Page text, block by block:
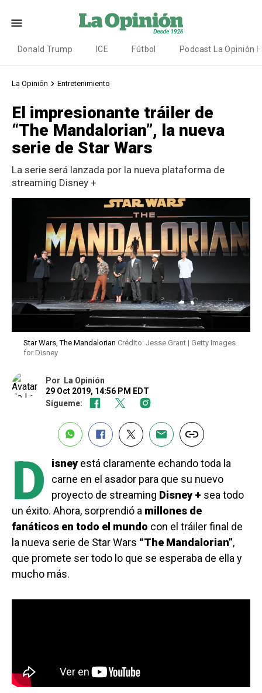
Donald Trump ICE Fútbol Podcast La Opinión
La Opinión Entretenimiento
El impresionante tráiler de
“The Mandalorian”, la nueva
serie de Star Wars
La serie será lanzada por la nueva plataforma de
streaming Disney +
Star Wars, The Mandalorian Crédito: Jesse Grant | Getty Images
for Disney
Por
La Opinión
29 Oct 2019, 14:56 PM EDT
Sígueme:
D isney está claramente echando toda la
carne en el asador para que su nuevo
proyecto de streaming Disney + sea todo
un éxito. Ahora, sorprendió a millones de
fanáticos en todo el mundo con el tráiler final de
la nueva serie de Star Wars “The Mandalorian”,
que promete ser todo lo que se esperaba de ella y
mucho más.